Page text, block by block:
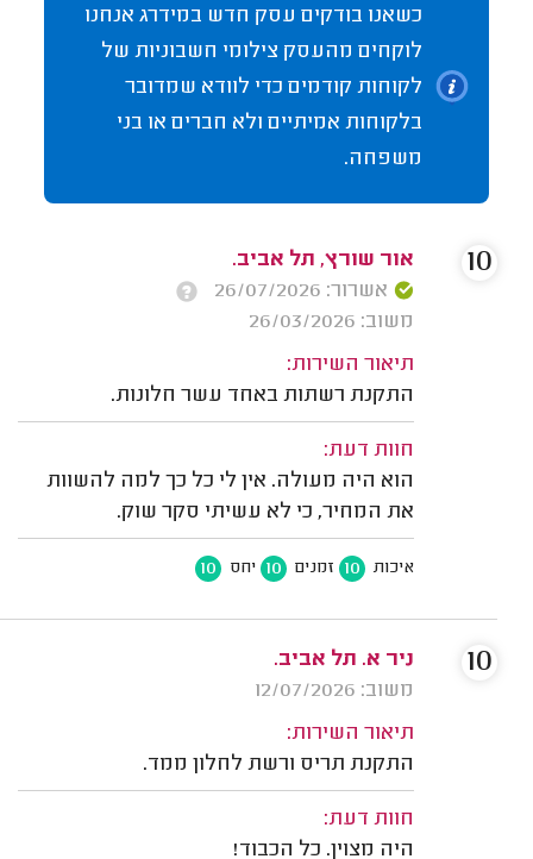
כשאנו בודקים עסק חדש במידרג אנחנו
לוקחים מהעסק צילומי חשבוניות של
לקוחות קודמים כדי לוודא שמדובר
בלקוחות אמיתיים ולא חברים או בני
משפחה.
אור שורץ, תל אביב.
אשרור: 26/07/2026
משוב: 26/03/2026
תיאור השירות:
התקנת רשתות באחד עשר חלונות.
חוות דעת:
הוא היה מעולה. אין לי כל כך למה להשוות
את המחיר, כי לא עשיתי סקר שוק.
איכות 10 זמנים 10 יחס 10
10
ניר א. תל אביב.
משוב: 12/07/2026
תיאור השירות:
התקנת תריס ורשת לחלון ממד.
חוות דעת:
היה מצוין. כל הכבוד!
10